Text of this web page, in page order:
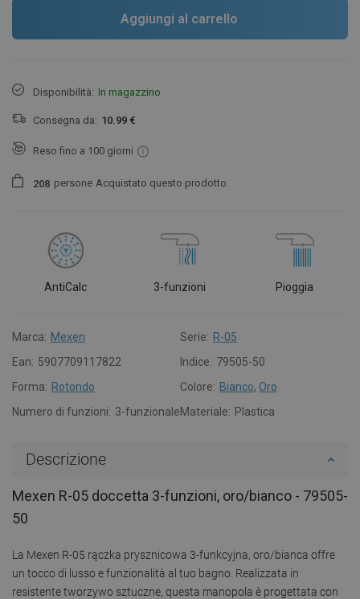
Aggiungi al carrello
Disponibilità: In magazzino
Consegna da: 10.99 €
Reso fino a 100 giorni
208 persone Acquistato questo prodotto.
AntiCalc 3-funzioni Pioggia
Marca: Mexen Serie: R-05
Ean: 5907709117822 Indice: 79505-50
Forma: Rotondo Colore: Bianco, Oro
Numero di funzioni: 3-funzionaleMateriale: Plastica
Descrizione
Mexen R-05 doccetta 3-funzioni, oro/bianco - 79505-
50
La Mexen R-05 rączka prysznicowa 3-funkcyjna, oro/bianca offre
un tocco di lusso e funzionalità al tuo bagno. Realizzata in
resistente tworzywo sztuczne, questa manopola è progettata con